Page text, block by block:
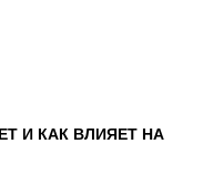
И КАК ВЛИЯЕТ НА